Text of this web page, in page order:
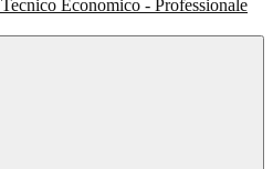
Tecnico Economico - Professionale